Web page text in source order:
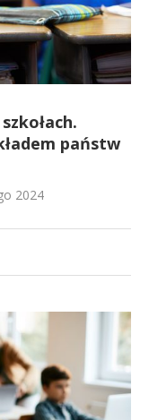
państw
2024